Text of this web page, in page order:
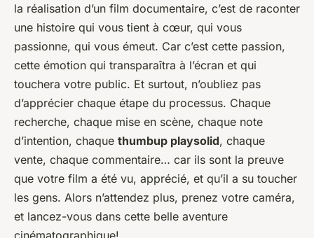
la réalisation d’un film documentaire, c’est de raconter
une histoire qui vous tient à cœur, qui vous
passionne, qui vous émeut. Car c’est cette passion,
cette émotion qui transparaîtra à l’écran et qui
touchera votre public. Et surtout, n’oubliez pas
d’apprécier chaque étape du processus. Chaque
recherche, chaque mise en scène, chaque note
d’intention, chaque thumbup playsolid, chaque
vente, chaque commentaire… car ils sont la preuve
que votre film a été vu, apprécié, et qu’il a su toucher
les gens. Alors n’attendez plus, prenez votre caméra,
et lancez-vous dans cette belle aventure
cinématographique!